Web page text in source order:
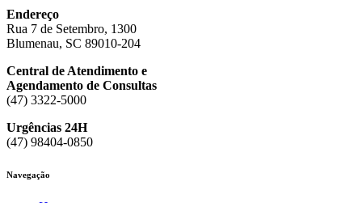
Endereço
Rua 7 de Setembro, 1300
Blumenau, SC 89010-204
Central de Atendimento e
Agendamento de Consultas
(47) 3322-5000
Urgências 24H
(47) 98404-0850
Navegação